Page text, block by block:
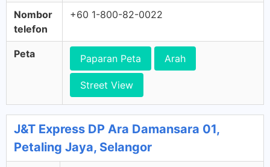
Nombor
telefon
+60 1-800-82-0022
Peta Paparan Peta Arah
Street View
J&T Express DP Ara Damansara 01,
Petaling Jaya, Selangor